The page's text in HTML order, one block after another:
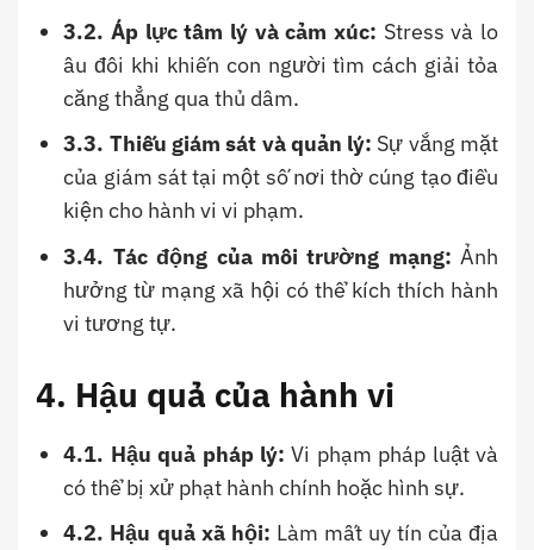
3.2. Áp lực tâm lý và cảm xúc: Stress và lo
âu đôi khi khiến con người tìm cách giải tỏa
căng thẳng qua thủ dâm.
3.3. Thiếu giám sát và quản lý: Sự vắng mặt
của giám sát tại một số nơi thờ cúng tạo điều
kiện cho hành vi vi phạm.
3.4. Tác động của môi trường mạng: Ảnh
hưởng từ mạng xã hội có thể kích thích hành
vi tương tự.
4. Hậu quả của hành vi
4.1. Hậu quả pháp lý: Vi phạm pháp luật và
có thể bị xử phạt hành chính hoặc hình sự.
4.2. Hậu quả xã hội: Làm mất uy tín của địa